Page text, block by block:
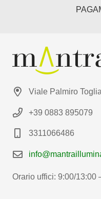
Viale Palmiro
+39 0883 895079
3311066486
Orario uffici: 9:00/13:00